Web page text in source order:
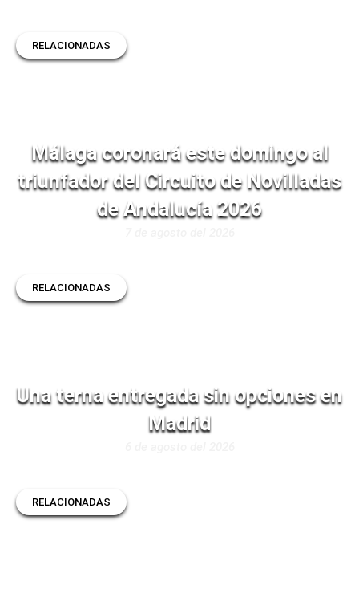
RELACIONADAS
Málaga coronará este domingo al
triunfador del Circuito de Novilladas
de Andalucía 2026
RELACIONADAS
Una terna entregada sin opciones en
Madrid
RELACIONADAS